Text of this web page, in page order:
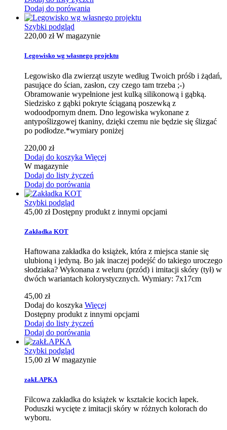
Dodaj do porówania
Szybki podgląd
220,00 złW magazynie
Legowisko wg własnego projektu
Legowisko dla zwierząt uszyte według Twoich próśb i żądań,
pasujące do ścian, zasłon, czy czego tam trzeba ;-)
Obramowanie wypełnione jest kulką silikonową i gąbką.
Siedzisko z gąbki pokryte ściąganą poszewką z
wodoodpornym dnem. Dno legowiska wykonane z
antypoślizgowej tkaniny, dzięki czemu nie będzie się ślizgać
po podłodze.*wymiary poniżej
220,00 zł
Dodaj do koszyka Więcej
W magazynie
Dodaj do listy życzeń
Dodaj do porówania
Szybki podgląd
45,00 złDostępny produkt z innymi opcjami
Zakładka KOT
Haftowana zakładka do książek, która z miejsca stanie się
ulubioną i jedyną. Bo jak inaczej podejść do takiego uroczego
słodziaka? Wykonana z weluru (przód) i imitacji skóry (tył) w
dwóch wariantach kolorystycznych. Wymiary: 7x17cm
45,00 zł
Dodaj do koszyka Więcej
Dostępny produkt z innymi opcjami
Dodaj do listy życzeń
Dodaj do porówania
Szybki podgląd
15,00 złW magazynie
zakŁAPKA
Filcowa zakładka do książek w kształcie kocich łapek.
Poduszki wycięte z imitacji skóry w różnych kolorach do
wyboru.